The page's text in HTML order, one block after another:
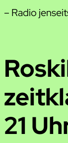
– Radio
21